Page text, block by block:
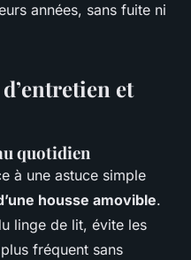
années, sans fuite ni
et
quotidien
à une astuce simple
housse amovible.
linge de lit, évite les
fréquent sans